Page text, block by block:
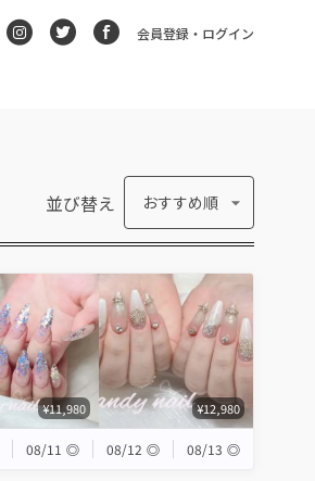
会員登録・ログイン
並び替え おすすめ順
¥11,980 ¥12,980
08/11 ◎ 08/12 ◎ 08/13 ◎